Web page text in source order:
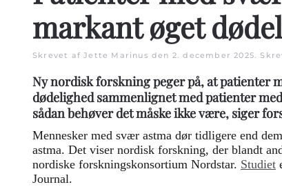
markant øget
Skrevet af Jette Marinus den 2. december 2025.
Ny nordisk forskning peger på, at patienter
dødelighed sammenlignet med patienter
sådan behøver det måske ikke være, siger
Mennesker med svær astma dør tidligere end
astma. Det viser nordisk forskning, der blandt
nordiske forskningskonsortium Nordstar. Studiet
Journal.